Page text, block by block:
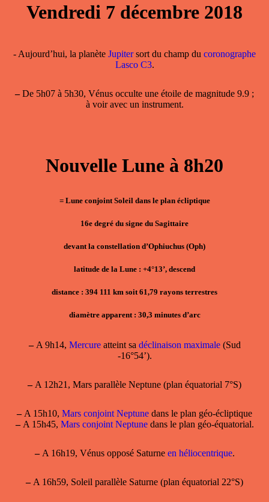
Vendredi 7 décembre 2018
- Aujourd’hui, la planète Jupitersort du champ du coronographe
Lasco C3.
–De 5h07 à 5h30, Vénus occulte une étoile de magnitude 9.9 ;
à voir avec un instrument.
Nouvelle Lune à 8h20
= Lune conjoint Soleil dans le plan écliptique
16e degré du signe du Sagittaire
devant la constellation d’Ophiuchus (Oph)
latitude de la Lune : +4°13’, descend
distance : 394 111 km soit 61,79 rayons terrestres
diamètre apparent : 30,3 minutes d’arc
–A 9h14, Mercureatteint sa déclinaison maximale(Sud
-16°54’).
–A 12h21, Mars parallèle Neptune (plan équatorial 7°S)
–A 15h10, Mars conjoint Neptune dans le plan géo-écliptique
–A 15h45, Mars conjoint Neptunedans le plan géo-équatorial.
–A 16h19, Vénus opposé Saturne en héliocentrique.
–A 16h59, Soleil parallèle Saturne (plan équatorial 22°S)